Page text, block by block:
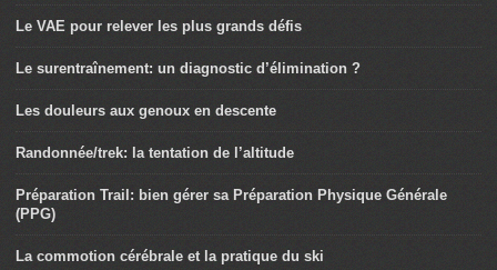
Le VAE pour relever les plus grands défis
Le surentraînement: un diagnostic d’élimination ?
Les douleurs aux genoux en descente
Randonnée/trek: la tentation de l’altitude
Préparation Trail: bien gérer sa Préparation Physique Générale
(PPG)
La commotion cérébrale et la pratique du ski